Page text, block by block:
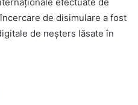
efectuate de
de disimulare a fost
de neșters lăsate în